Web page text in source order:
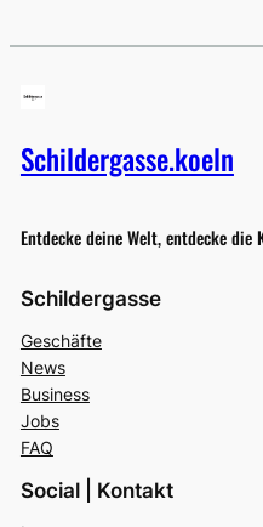
Schildergasse.koeln
Entdecke deine Welt, entdecke die
Schildergasse
Geschäfte
News
Business
Jobs
FAQ
Social | Kontakt